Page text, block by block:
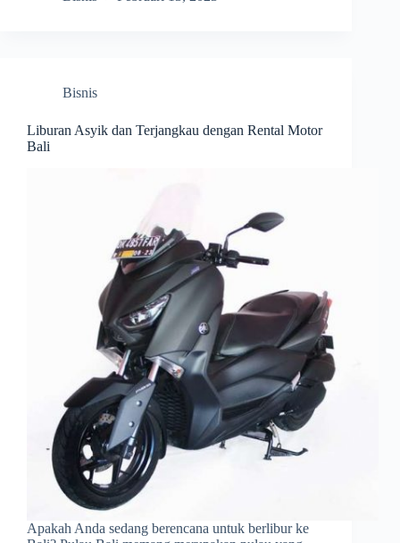
Bisnis
Liburan Asyik dan Terjangkau dengan Rental Motor
Bali
Apakah Anda sedang berencana untuk berlibur ke